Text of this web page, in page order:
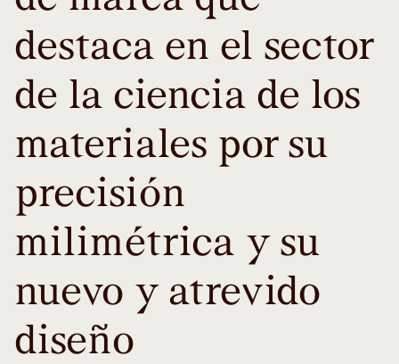
destaca en el sector
de la ciencia de los
materiales por su
precisión
milimétrica y su
nuevo y atrevido
diseño